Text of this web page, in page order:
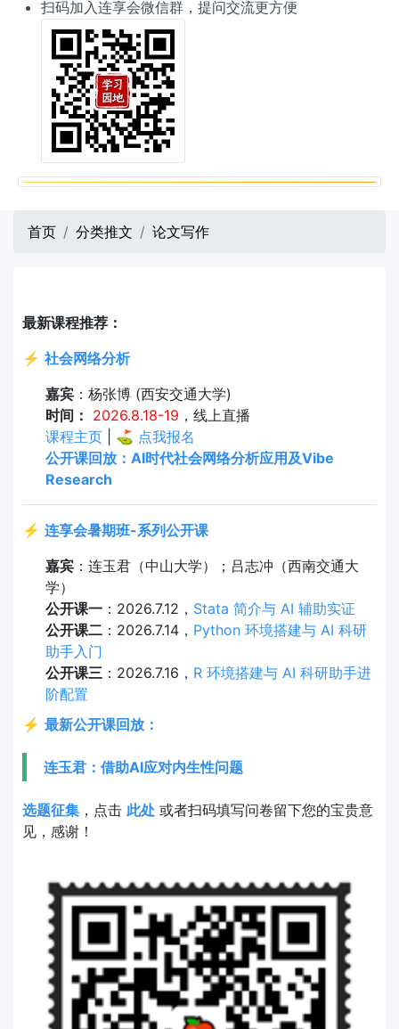
扫码加入连享会微信群，提问交流更方便
首页 分类推文 论文写作
最新课程推荐：
⚡ 社会网络分析
嘉宾：杨张博 (西安交通大学)
时间： 2026.8.18-19 ，线上直播
课程主页| ⛳ 点我报名
公开课回放：AI时代社会网络分析应用及Vibe
Research
⚡ 连享会暑期班-系列公开课
嘉宾：连玉君（中山大学）；吕志冲（西南交通大
学）
公开课一：2026.7.12， Stata 简介与 AI 辅助实证
公开课二：2026.7.14， Python 环境搭建与 AI 科研
助手入门
公开课三：2026.7.16， R 环境搭建与 AI 科研助手进
阶配置
⚡ 最新公开课回放：
连玉君：借助AI应对内生性问题
选题征集 ，点击 此处 或者扫码填写问卷留下您的宝贵意
见，感谢！